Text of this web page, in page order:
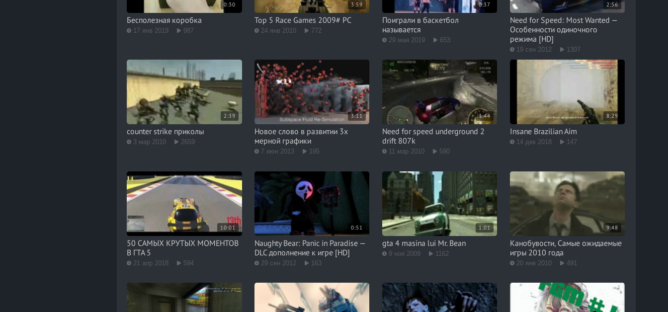
0:30
Бесполезная коробка
17 янв 2019 987
3:59
Top 5 Race Games 2009# PC
24 янв 2010 772
0:37
Поиграли в баскетбол
называется
29 мая 2019 653
2:56
Need for Speed: Most Wanted —
Особенности одиночного
режима [HD]
19 сен 2012 1307
2:39
counter strike приколы
3 мар 2010 2659
3:11
Новое слово в развитии 3х
мерной графики
7 июн 2013 195
3:44
Need for speed underground 2
drift 807k
11 мар 2010 590
8:29
Insane Brazilian Aim
14 дек 2018 147
10:01
50 САМЫХ КРУТЫХ МОМЕНТОВ
В ГТА 5
21 апр 2018 594
0:51
Naughty Bear: Panic in Paradise —
DLC дополнение к игре [HD]
29 сен 2012 163
1:01
gta 4 masina lui Mr. Bean
9 ноя 2009 1162
9:48
Канобувости, Самые ожидаемые
игры 2010 года
20 янв 2010 491